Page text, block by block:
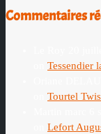
Commentaires
Tessendier
Tourtel
Lefort